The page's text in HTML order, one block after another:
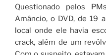
Questionado pelos
Amâncio, o DVD, de 19
local onde ele havia
crack, além de um